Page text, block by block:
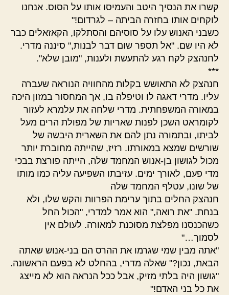
קשרו את הנסיך היטב והעמיסו אותו על הסוס. אנחנו
לוקחים אותו בחזרה הביתה – לגרדום!"
כשבני האנוש עלו על סוסיהם והסתלקו, הקאזאלים כבר
לא היו שם. "אל תספר שום דבר לבנות," סיננה מדרי.
לחנהצק לקח רגע להתעשת ולענות, "מובן שלא".
***
חנהצק לא התאושש בקלות מהחוויה הנוראה שעברה
עליו. מדרי דאגה לו וטיפלה בו, אך המחסור במזון היכה
במאורה המשפחתית. מדרי שלחה את עלמרא לעזור
לקומראט השכן לפנות שאריות של מפולת הרים מעל
לביתו, ובתמורה נתן להם את השארית היבשה של
שורשים שמצא במאורתו. רזיז, שהייתה מחוברת יותר
מכול לגושון בן-אנוש המחמד שלה, הייתה פורצת בבכי
מדי פעם, לאורך ימים. עזיבתו השפיעה עליה כמו מותו
של שונו, עטלף המחמד שלה
חנהצק החלים בתוך ערימת הפרוות והקש שלו, ולא
בנחת. "את רואה," הוא אמר למדרי, "הכול החל
כשהכנסנו מפלצת מסוכנת למאורה. לעולם אין
לסמוך…"
"אתה מבין שמי שגרמו את ההרס הם בני-אנוש שאתה
הבאת, נכון?" שאלה מדרי, בהחלט לא בפעם הראשונה.
"גושון היה בלתי מזיק, אבל ככל הנראה הוא לא מייצג
את כל בני האדם!"